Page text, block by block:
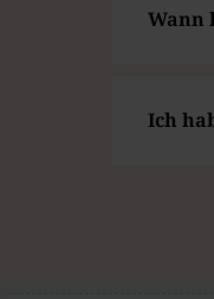
Wann
Ich